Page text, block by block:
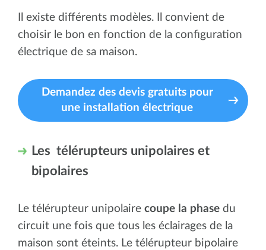
Il existe différents modèles. Il convient de
choisir le bon en fonction de la configuration
électrique de sa maison.
Demandez des devis gratuits pour
une installation électrique
Les télérupteurs unipolaires et
bipolaires
Le télérupteur unipolaire coupe la phase du
circuit une fois que tous les éclairages de la
maison sont éteints. Le télérupteur bipolaire